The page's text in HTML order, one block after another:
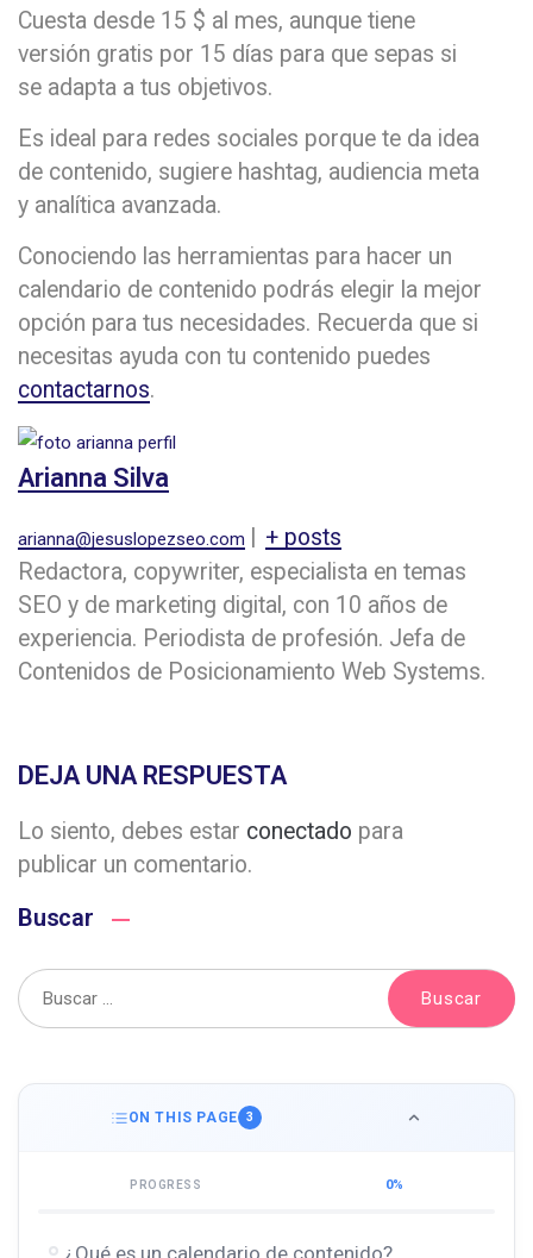
Cuesta desde 15 $ al mes, aunque tiene
versión gratis por 15 días para que sepas si
se adapta a tus objetivos.
Es ideal para redes sociales porque te da idea
de contenido, sugiere hashtag, audiencia meta
y analítica avanzada.
Conociendo las herramientas para hacer un
calendario de contenido podrás elegir la mejor
opción para tus necesidades. Recuerda que si
necesitas ayuda con tu contenido puedes
contactarnos.
Arianna Silva
arianna@jesuslopezseo.com
+ posts
Redactora, copywriter, especialista en temas
SEO y de marketing digital, con 10 años de
experiencia. Periodista de profesión. Jefa de
Contenidos de Posicionamiento Web Systems.
DEJA UNA RESPUESTA
Lo siento, debes estar conectado para
publicar un comentario.
Buscar
ON THIS PAGE 3
PROGRESS 0%